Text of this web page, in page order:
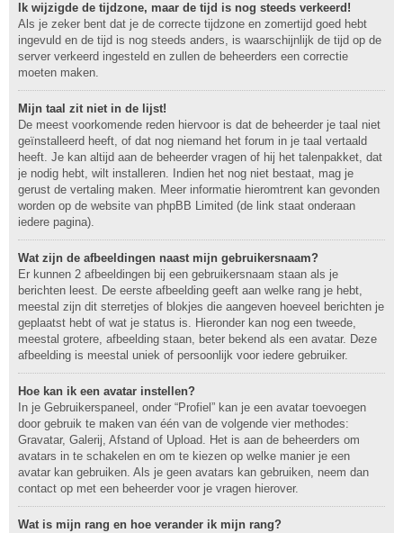
Ik wijzigde de tijdzone, maar de tijd is nog steeds verkeerd!
Als je zeker bent dat je de correcte tijdzone en zomertijd goed hebt
ingevuld en de tijd is nog steeds anders, is waarschijnlijk de tijd op de
server verkeerd ingesteld en zullen de beheerders een correctie
moeten maken.
Mijn taal zit niet in de lijst!
De meest voorkomende reden hiervoor is dat de beheerder je taal niet
geïnstalleerd heeft, of dat nog niemand het forum in je taal vertaald
heeft. Je kan altijd aan de beheerder vragen of hij het talenpakket, dat
je nodig hebt, wilt installeren. Indien het nog niet bestaat, mag je
gerust de vertaling maken. Meer informatie hieromtrent kan gevonden
worden op de website van phpBB Limited (de link staat onderaan
iedere pagina).
Wat zijn de afbeeldingen naast mijn gebruikersnaam?
Er kunnen 2 afbeeldingen bij een gebruikersnaam staan als je
berichten leest. De eerste afbeelding geeft aan welke rang je hebt,
meestal zijn dit sterretjes of blokjes die aangeven hoeveel berichten je
geplaatst hebt of wat je status is. Hieronder kan nog een tweede,
meestal grotere, afbeelding staan, beter bekend als een avatar. Deze
afbeelding is meestal uniek of persoonlijk voor iedere gebruiker.
Hoe kan ik een avatar instellen?
In je Gebruikerspaneel, onder “Profiel” kan je een avatar toevoegen
door gebruik te maken van één van de volgende vier methodes:
Gravatar, Galerij, Afstand of Upload. Het is aan de beheerders om
avatars in te schakelen en om te kiezen op welke manier je een
avatar kan gebruiken. Als je geen avatars kan gebruiken, neem dan
contact op met een beheerder voor je vragen hierover.
Wat is mijn rang en hoe verander ik mijn rang?